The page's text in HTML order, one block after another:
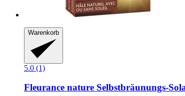
Warenkorb
5.0 (1)
Fleurance nature Selbstbräunungs-​